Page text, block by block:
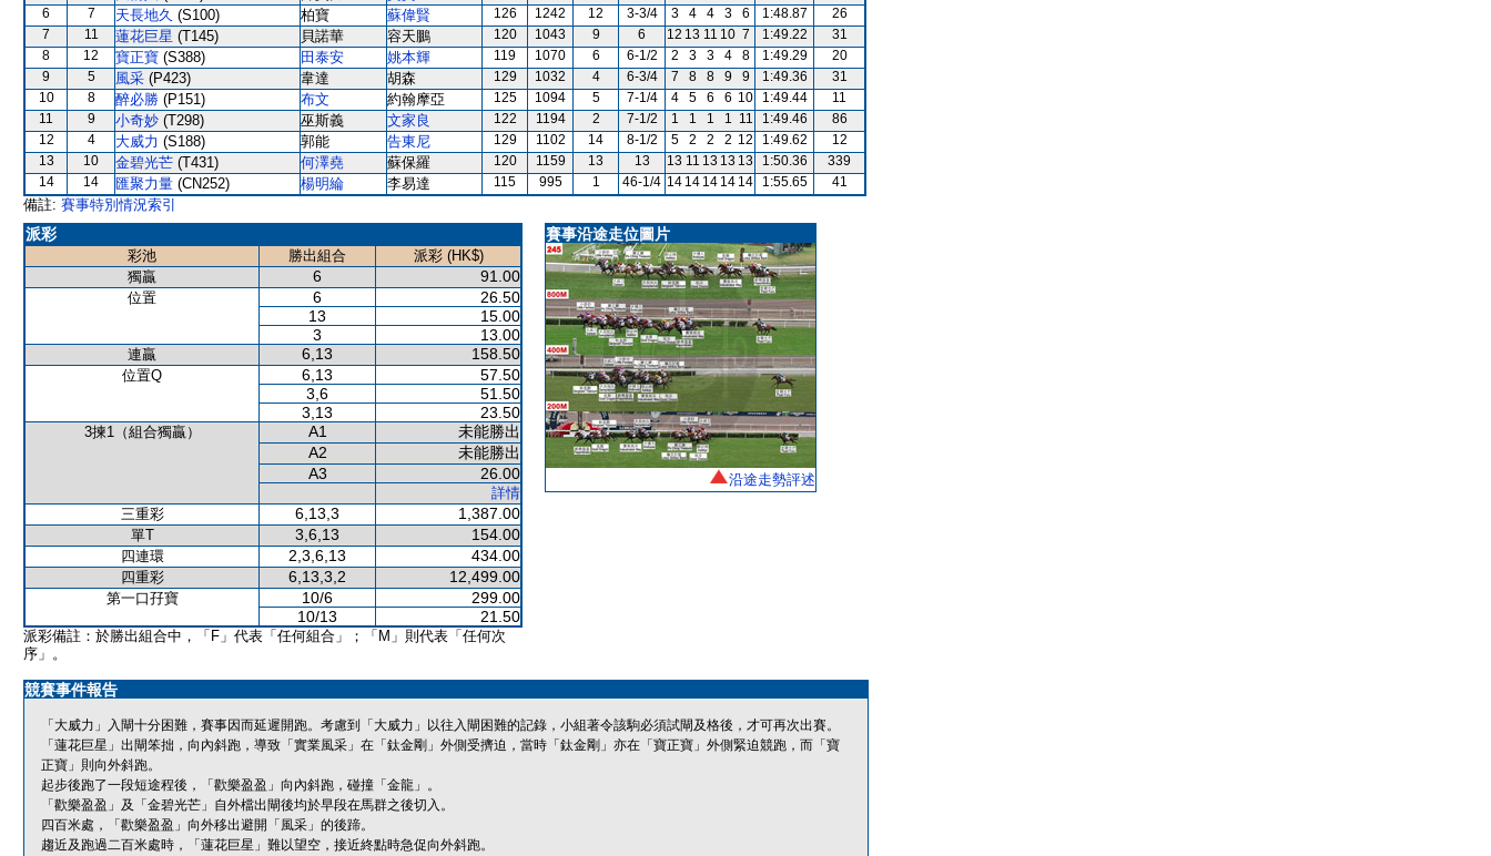
6
7 天長地久 (S100) 柏寶 蘇偉賢 126 1242 12 3-3/4 3 4 4 3 6 1:48.87
26
7
11 蓮花巨星 (T145) 貝諾華 容天鵬 120 1043 9 6 12 13 11 10 7 1:49.22
31
8
12 寶正寶 (S388) 田泰安 姚本輝 119 1070 6 6-1/2 2 3 3 4 8 1:49.29
20
9
5 風采 (P423) 韋達 胡森 129 1032 4 6-3/4 7 8 8 9 9 1:49.36
31
10
8 醉必勝 (P151) 布文 約翰摩亞 125 1094 5 7-1/4 4 5 6 6 10 1:49.44
11
11
9 小奇妙 (T298) 巫斯義 文家良 122 1194 2 7-1/2 1 1 1 1 11 1:49.46
86
12
4 大威力 (S188) 郭能 告東尼 129 1102 14 8-1/2 5 2 2 2 12 1:49.62
12
13
10 金碧光芒 (T431) 何澤堯 蘇保羅 120 1159 13 13 13 11 13 13 13 1:50.36
339
14
14 匯聚力量 (CN252) 楊明綸 李易達 115 995 1 46-1/4 14 14 14 14 14 1:55.65 41
備註: 賽事特別情況索引
派彩
彩池 勝出組合
派彩 (HK$)
獨贏
6 91.00
位置 6
26.50
13
15.00
3
13.00
連贏 6,13 158.50
位置Q 6,13
57.50
3,6
51.50
3,13
23.50
3揀1（組合獨贏） A1
未能勝出
A2
未能勝出
A3
26.00
詳情
三重彩
6,13,3 1,387.00
單T 3,6,13 154.00
四連環 2,3,6,13 434.00
四重彩 6,13,3,2 12,499.00
第一口孖寶 10/6
299.00
10/13
21.50
派彩備註：於勝出組合中，「F」代表「任何組合」；「M」則代表「任何次
序」。
賽事沿途走位圖片
沿途走勢評述
競賽事件報告
「大威力」入閘十分困難，賽事因而延遲開跑。考慮到「大威力」以往入閘困難的記錄，小組著令該駒必須試閘及格後，才可再次出賽。
「蓮花巨星」出閘笨拙，向內斜跑，導致「實業風采」在「鈦金剛」外側受擠迫，當時「鈦金剛」亦在「寶正寶」外側緊迫競跑，而「寶
正寶」則向外斜跑。
起步後跑了一段短途程後，「歡樂盈盈」向內斜跑，碰撞「金龍」。
「歡樂盈盈」及「金碧光芒」自外檔出閘後均於早段在馬群之後切入。
四百米處，「歡樂盈盈」向外移出避開「風采」的後蹄。
趨近及跑過二百米處時，「蓮花巨星」難以望空，接近終點時急促向外斜跑。